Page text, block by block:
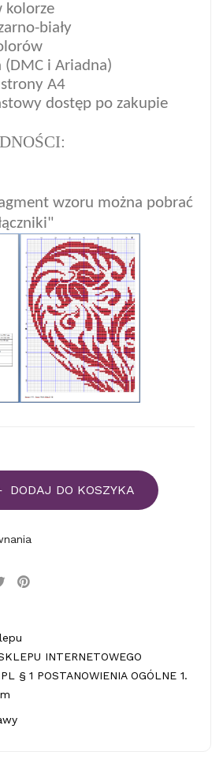
kolorze
biały
i Ariadna)
A4
dostęp po zakupie
wzoru można pobrać
DODAJ DO KOSZYKA
INTERNETOWEGO
§ 1 POSTANOWIENIA OGÓLNE 1.